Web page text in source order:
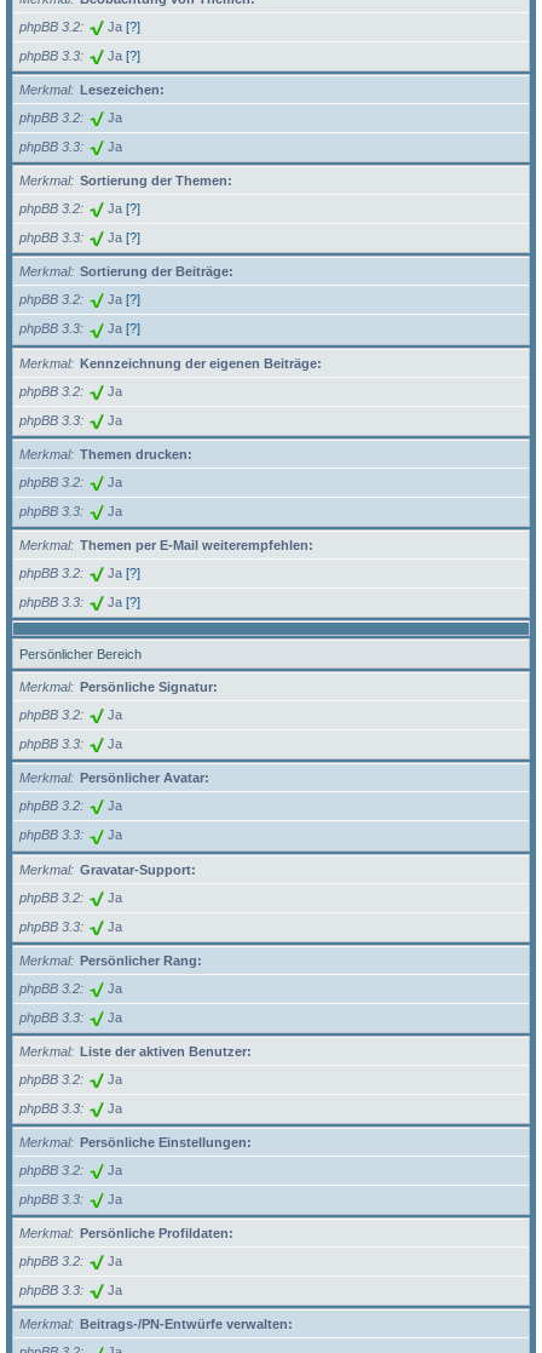
phpBB 3.2
Ja [?]
phpBB 3.3 Ja [?]
Merkmal
Lesezeichen:
phpBB 3.2
Ja
phpBB 3.3 Ja
Merkmal
Sortierung der Themen:
phpBB 3.2
Ja [?]
phpBB 3.3 Ja [?]
Merkmal
Sortierung der Beiträge:
phpBB 3.2
Ja [?]
phpBB 3.3 Ja [?]
Merkmal
Kennzeichnung der eigenen Beiträge:
phpBB 3.2
Ja
phpBB 3.3 Ja
Merkmal
Themen drucken:
phpBB 3.2
Ja
phpBB 3.3 Ja
Merkmal
Themen per E-Mail weiterempfehlen:
phpBB 3.2
Ja [?]
phpBB 3.3 Ja [?]
Persönlicher Bereich
Merkmal
Persönliche Signatur:
phpBB 3.2
Ja
phpBB 3.3 Ja
Merkmal
Persönlicher Avatar:
phpBB 3.2
Ja
phpBB 3.3 Ja
Merkmal
Gravatar-Support:
phpBB 3.2
Ja
phpBB 3.3 Ja
Merkmal
Persönlicher Rang:
phpBB 3.2
Ja
phpBB 3.3 Ja
Merkmal
Liste der aktiven Benutzer:
phpBB 3.2
Ja
phpBB 3.3 Ja
Merkmal
Persönliche Einstellungen:
phpBB 3.2
Ja
phpBB 3.3 Ja
Merkmal
Persönliche Profildaten:
phpBB 3.2
Ja
phpBB 3.3 Ja
Merkmal
Beitrags-/PN-Entwürfe verwalten: